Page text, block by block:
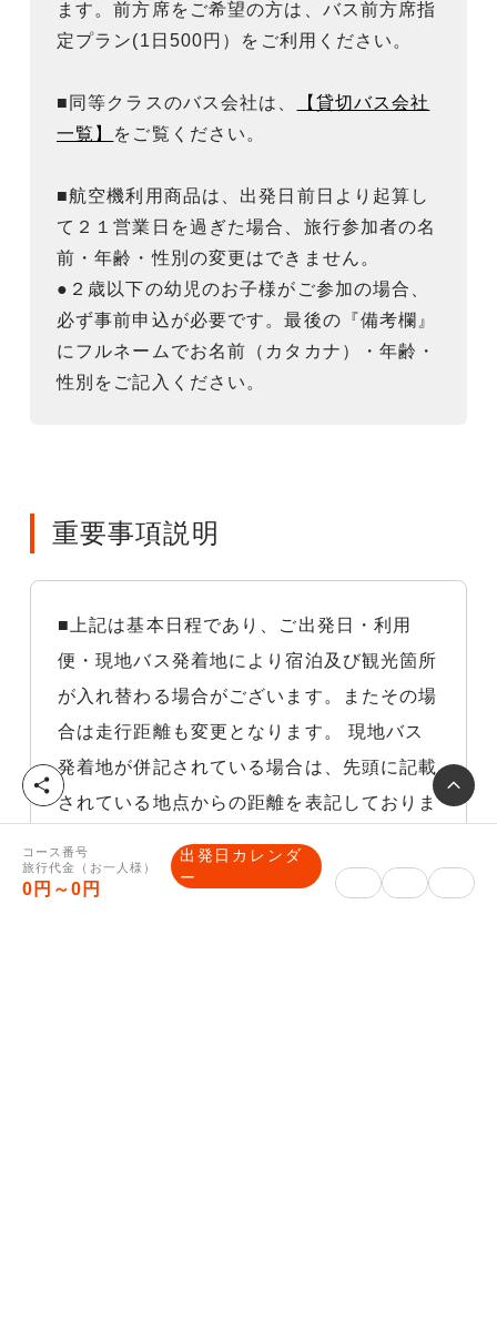
ます。前方席をご希望の方は、バス前方席指
定プラン(1日500円）をご利用ください。
■同等クラスのバス会社は、
【貸切バス会社
一覧】 をご覧ください。
■航空機利用商品は、出発日前日より起算し
て２１営業日を過ぎた場合、旅行参加者の名
前・年齢・性別の変更はできません。
●２歳以下の幼児のお子様がご参加の場合、
必ず事前申込が必要です。最後の『備考欄』
にフルネームでお名前（カタカナ）・年齢・
性別をご記入ください。
重要事項説明
■上記は基本日程であり、ご出発日・利用
便・現地バス発着地により宿泊及び観光箇所
が入れ替わる場合がございます。またその場
合は走行距離も変更となります。 現地バス
発着地が併記されている場合は、先頭に記載
されている地点からの距離を表記しておりま
※行程中、悪天候等の気象状況又は交通渋滞
コース番号
旅行代金（お一人様）
0円～0円
出発日カレンダ
ー
シ
ェ
ア